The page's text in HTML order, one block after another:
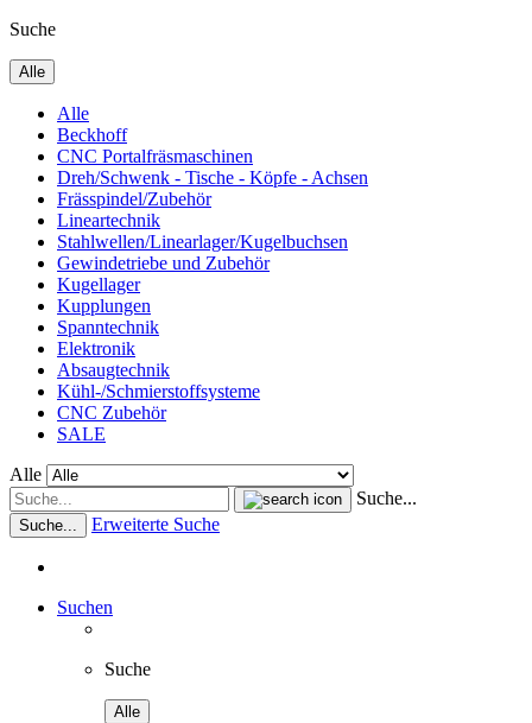
Suche
Alle
Alle
Beckhoff
CNC Portalfräsmaschinen
Dreh/Schwenk - Tische - Köpfe - Achsen
Frässpindel/Zubehör
Lineartechnik
Stahlwellen/Linearlager/Kugelbuchsen
Gewindetriebe und Zubehör
Kugellager
Kupplungen
Spanntechnik
Elektronik
Absaugtechnik
Kühl-/Schmierstoffsysteme
CNC Zubehör
SALE
Alle
Suche...
Suche... Erweiterte Suche
Suchen
Suche
Alle